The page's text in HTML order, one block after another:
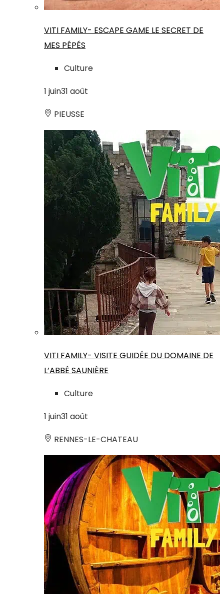
VITI FAMILY- ESCAPE GAME LE SECRET DE
MES PÉPÉS
Culture
1 juin31 août
PIEUSSE
VITI FAMILY- VISITE GUIDÉE DU DOMAINE DE
L’ABBÉ SAUNIÈRE
Culture
1 juin31 août
RENNES-LE-CHATEAU